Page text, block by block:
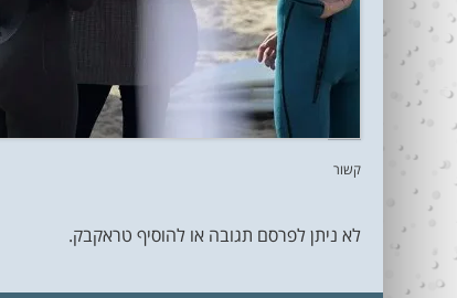
קשור
לא ניתן לפרסם תגובה או להוסיף טראקבק.